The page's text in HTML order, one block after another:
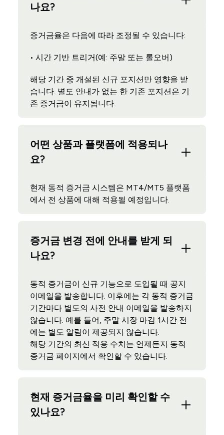
나요?
증거금율은 다음에 따라 조정될 수 있습니다:
• 시간 기반 트리거(예: 주말 또는 롤오버)
해당 기간 중 개설된 신규 포지션만 영향을 받
습니다. 별도 안내가 없는 한 기존 포지션은 기
존 증거금이 유지됩니다.
어떤 상품과 플랫폼에 적용되나
요?
현재 동적 증거금 시스템은 MT4/MT5 플랫폼
에서 전 상품에 대해 적용될 예정입니다.
증거금 변경 전에 안내를 받게 되
나요?
동적 증거금이 신규 기능으로 도입될 때 공지
이메일을 발송합니다. 이후에는 각 동적 증거금
기간마다 별도의 사전 안내 이메일을 발송하지
않습니다. 예를 들어, 주말 시장 마감 1시간 전
에는 별도 알림이 제공되지 않습니다.
해당 기간의 최신 적용 수치는 언제든지 동적
증거금 페이지에서 확인할 수 있습니다.
현재 증거금율을 미리 확인할 수
있나요?